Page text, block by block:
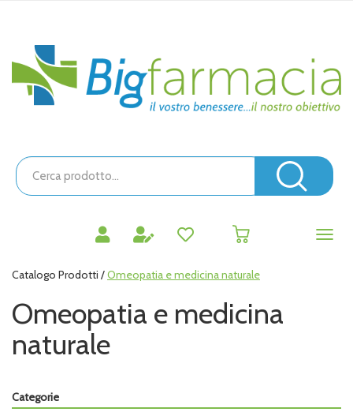
principaleBigfarmacia
Cerca
Prodotto
Catalogo Prodotti /Omeopatia e medicina naturale
Omeopatia e medicina
naturale
Categorie